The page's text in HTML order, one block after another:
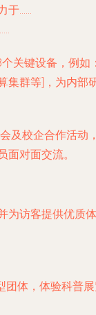
于……
关键设备，例如
集群等]，为内部
及校企合作活动
对面交流。
为访客提供优质体
团体，体验科普